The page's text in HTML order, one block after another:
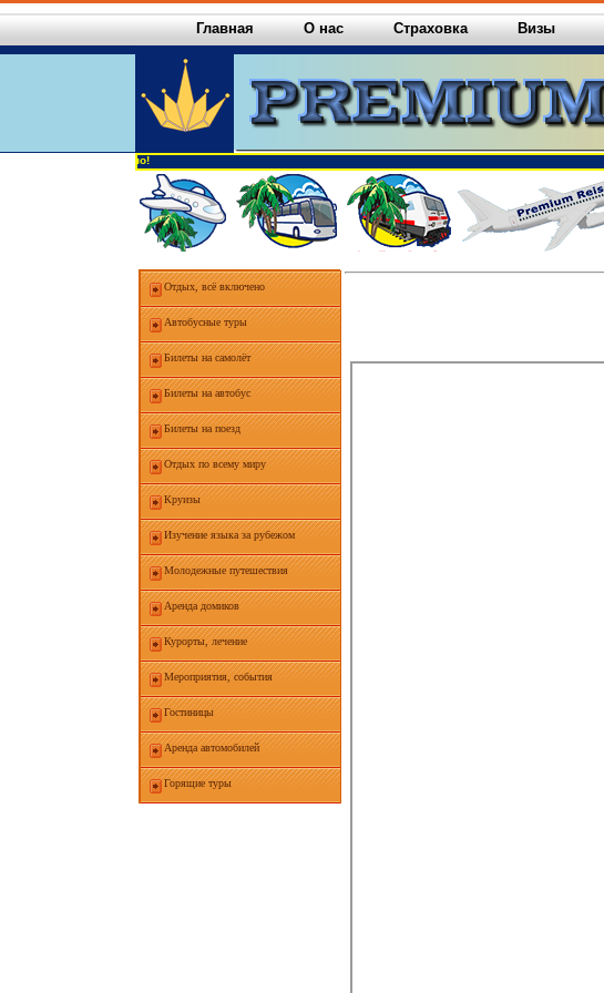
Главная О нас Страховка Визы
Отдых, всё включено
Автобусные туры
Билеты на самолёт
Билеты на автобус
Билеты на поезд
Отдых по всему миру
Круизы
Изучение языка за рубежом
Молодежные путешествия
Аренда домиков
Курорты, лечение
Мероприятия, события
Гостиницы
Аренда автомобилей
Горящие туры